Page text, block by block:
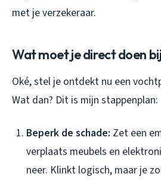
met je verzekeraar.
Wat moet je direct doen
Oké, stel je ontdekt nu een
Wat dan? Dit is mijn stappenplan:
Beperk de schade: Zet een
verplaats meubels en
neer. Klinkt logisch, maar je